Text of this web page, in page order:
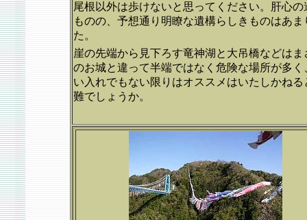
尾根以外は歩けないと思ってください。肝心
ものの、予想通り明瞭な遺構らしきものはあ
た。
崖の先端から見下ろす竜神湖と大吊橋などは
のお城と違って半端ではなく危険な場所が多
い入れでもない限りはオススメはいたしかね
難でしょうか。